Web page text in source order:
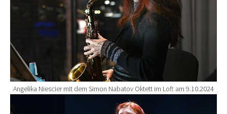
Angelika Niescier mit dem Simon Nabatov Oktett im Loft am 9.10.2024